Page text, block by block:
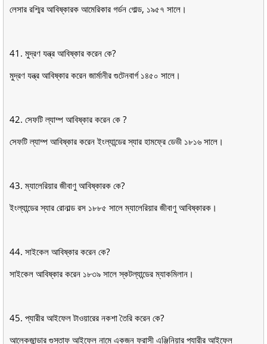
লেসার রশ্মির আবিষ্কারক আমেরিকার গর্ডন গােল্ড, ১৯৫৭ সালে।
41. মুদ্রণ যন্ত্র আবিষ্কার করেন কে?
মুদ্রণ যন্ত্র আবিষ্কার করেন জার্মানীর গুটেনবার্গ ১৪৫০ সালে।
42. সেফটি ল্যাম্প আবিষ্কার করেন কে ?
সেফটি ল্যাম্প আবিষ্কার করেন ইংল্যান্ডের স্যার হামফ্রে ডেভী ১৮১৬ সালে।
43. ম্যালেরিয়ার জীবাণু আবিষ্কারক কে?
ইংল্যান্ডের স্যার রােনাল্ড রস ১৮৮৫ সালে ম্যালেরিয়ার জীবাণু আবিষ্কারক।
44. সাইকেল আবিষ্কার করেন কে?
সাইকেল আবিষ্কার করেন ১৮৩৯ সালে স্কটল্যান্ডের ম্যাকমিলান।
45. প্যারীর আইফেল টাওয়ারের নকশা তৈরি করেন কে?
আলেকজান্ডার গুস্তাফ আইফেল নামে একজন ফরাসী এঞ্জিনিয়ার প্যারীর আইফেল